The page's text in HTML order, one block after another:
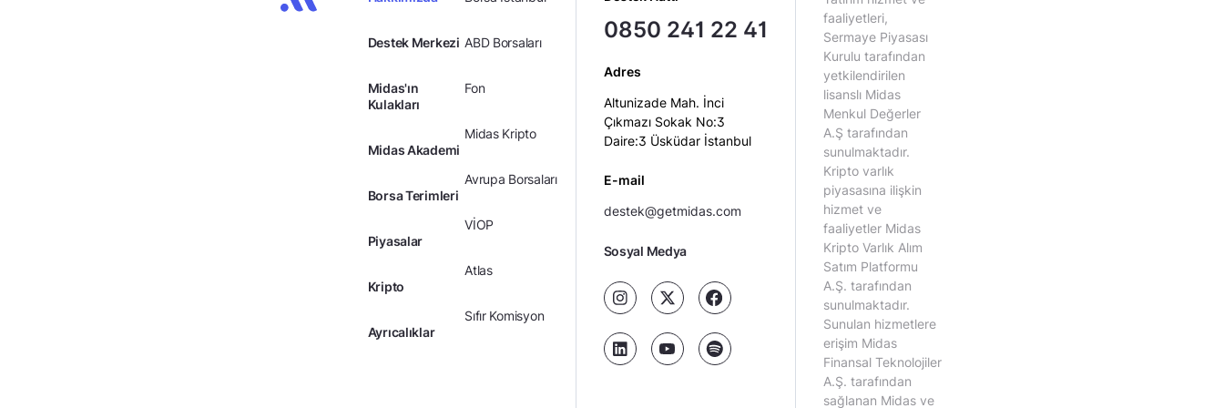
Destek Merkezi
Midas'ın
Kulakları
Midas Akademi
Borsa Terimleri
Piyasalar
Kripto
Ayrıcalıklar
ABD Borsaları
Fon
Midas Kripto
Avrupa Borsaları
VİOP
Atlas
Sıfır Komisyon
0850 241 22 41
Adres
Altunizade Mah. İnci
Çıkmazı Sokak No:3
Daire:3 Üsküdar İstanbul
E-mail
destek@getmidas.com
Sosyal Medya
faaliyetleri,
Sermaye Piyasası
Kurulu tarafından
yetkilendirilen
lisanslı Midas
Menkul Değerler
A.Ş tarafından
sunulmaktadır.
Kripto varlık
piyasasına ilişkin
hizmet ve
faaliyetler Midas
Kripto Varlık Alım
Satım Platformu
A.Ş. tarafından
sunulmaktadır.
Sunulan hizmetlere
erişim Midas
Finansal Teknolojiler
A.Ş. tarafından
sağlanan Midas ve